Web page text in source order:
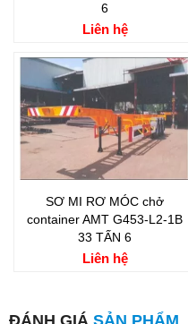
6
Liên hệ
SƠ MI RƠ MÓC chở
container AMT G453-L2-1B
33 TẤN 6
Liên hệ